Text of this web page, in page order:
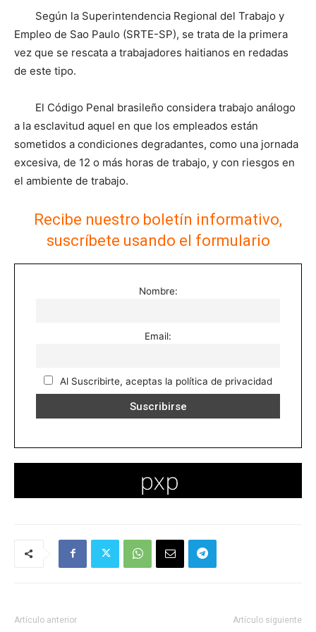
Según la Superintendencia Regional del Trabajo y
Empleo de Sao Paulo (SRTE-SP), se trata de la primera
vez que se rescata a trabajadores haitianos en redadas
de este tipo.
El Código Penal brasileño considera trabajo análogo
a la esclavitud aquel en que los empleados están
sometidos a condiciones degradantes, como una jornada
excesiva, de 12 o más horas de trabajo, y con riesgos en
el ambiente de trabajo.
Recibe nuestro boletín informativo,
suscríbete usando el formulario
Nombre:
Email:
Al Suscribirte, aceptas la política de privacidad
Artículo anterior Artículo siguiente